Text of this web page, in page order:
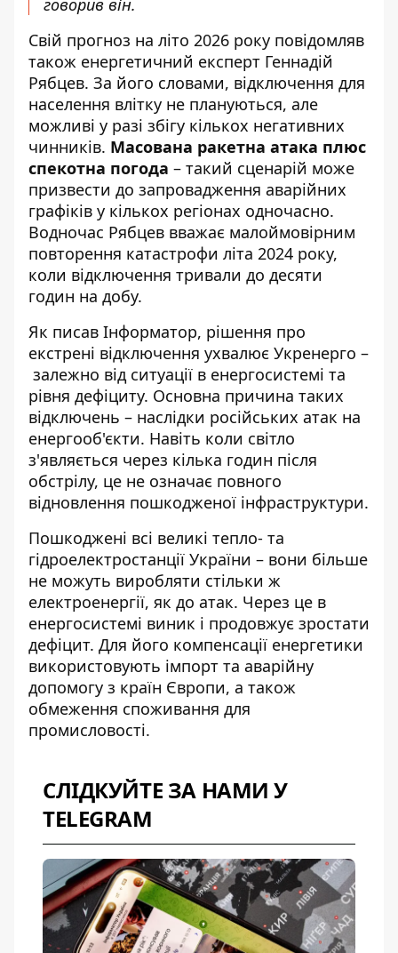
говорив він.
Свій прогноз на літо 2026 року повідомляв
також енергетичний експерт Геннадій
Рябцев. За його словами, відключення для
населення влітку не плануються, але
можливі у разі збігу кількох негативних
чинників. Масована ракетна атака плюс
спекотна погода – такий сценарій може
призвести до запровадження аварійних
графіків у кількох регіонах одночасно.
Водночас Рябцев вважає малоймовірним
повторення катастрофи літа 2024 року,
коли відключення тривали до десяти
годин на добу.
Як писав Інформатор, рішення про
екстрені відключення ухвалює Укренерго –
залежно від ситуації в енергосистемі та
рівня дефіциту. Основна причина таких
відключень – наслідки російських атак на
енергооб'єкти. Навіть коли світло
з'являється через кілька годин після
обстрілу, це не означає повного
відновлення пошкодженої інфраструктури.
Пошкоджені всі великі тепло- та
гідроелектростанції України – вони більше
не можуть виробляти стільки ж
електроенергії, як до атак. Через це в
енергосистемі виник і продовжує зростати
дефіцит. Для його компенсації енергетики
використовують імпорт та аварійну
допомогу з країн Європи, а також
обмеження споживання для
промисловості.
СЛІДКУЙТЕ ЗА НАМИ У
TELEGRAM